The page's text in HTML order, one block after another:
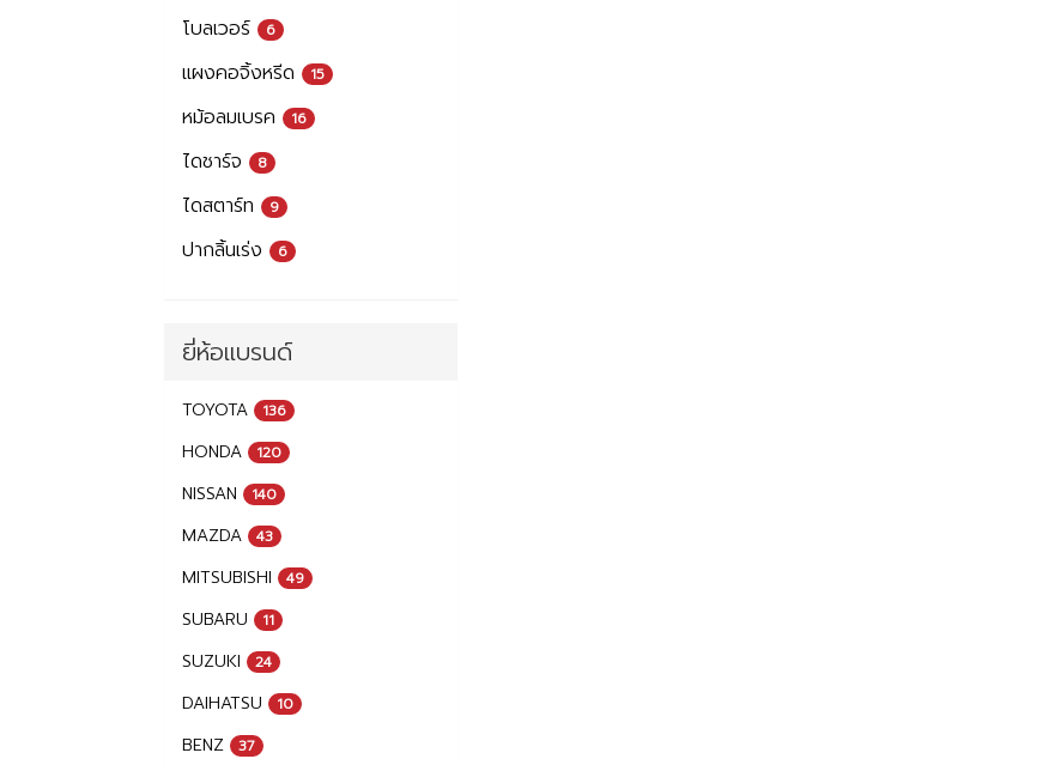
โบลเวอร์ 6
แผงคอจิ้งหรีด 15
หม้อลมเบรค 16
ไดชาร์จ 8
ไดสตาร์ท 9
ปากลิ้นเร่ง 6
ยี่ห้อแบรนด์
TOYOTA 136
HONDA 120
NISSAN 140
MAZDA 43
MITSUBISHI 49
SUBARU 11
SUZUKI 24
DAIHATSU 10
BENZ 37